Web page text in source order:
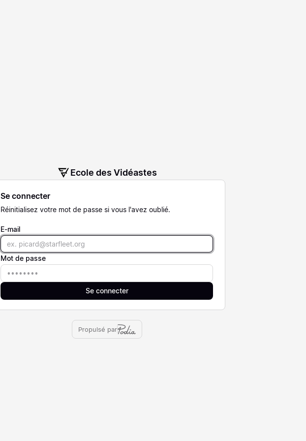
Ecole des Vidéastes
Se connecter
Réinitialisez votre mot de passe si vous l'avez oublié.
E-mail
Email
Mot de passe
Mot de passe
Se connecter
Propulsé par